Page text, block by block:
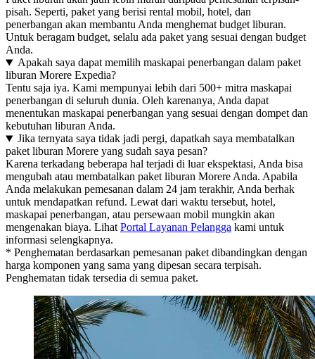
pisah. Seperti, paket yang berisi rental mobil, hotel, dan
penerbangan akan membantu Anda menghemat budget liburan.
Untuk beragam budget, selalu ada paket yang sesuai dengan budget
Anda.
Apakah saya dapat memilih maskapai penerbangan dalam paket
liburan Morere Expedia?
Tentu saja iya. Kami mempunyai lebih dari 500+ mitra maskapai
penerbangan di seluruh dunia. Oleh karenanya, Anda dapat
menentukan maskapai penerbangan yang sesuai dengan dompet dan
kebutuhan liburan Anda.
Jika ternyata saya tidak jadi pergi, dapatkah saya membatalkan
paket liburan Morere yang sudah saya pesan?
Karena terkadang beberapa hal terjadi di luar ekspektasi, Anda bisa
mengubah atau membatalkan paket liburan Morere Anda. Apabila
Anda melakukan pemesanan dalam 24 jam terakhir, Anda berhak
untuk mendapatkan refund. Lewat dari waktu tersebut, hotel,
maskapai penerbangan, atau persewaan mobil mungkin akan
mengenakan biaya. Lihat Portal Layanan Pelangga kami untuk
informasi selengkapnya.
* Penghematan berdasarkan pemesanan paket dibandingkan dengan
harga komponen yang sama yang dipesan secara terpisah.
Penghematan tidak tersedia di semua paket.